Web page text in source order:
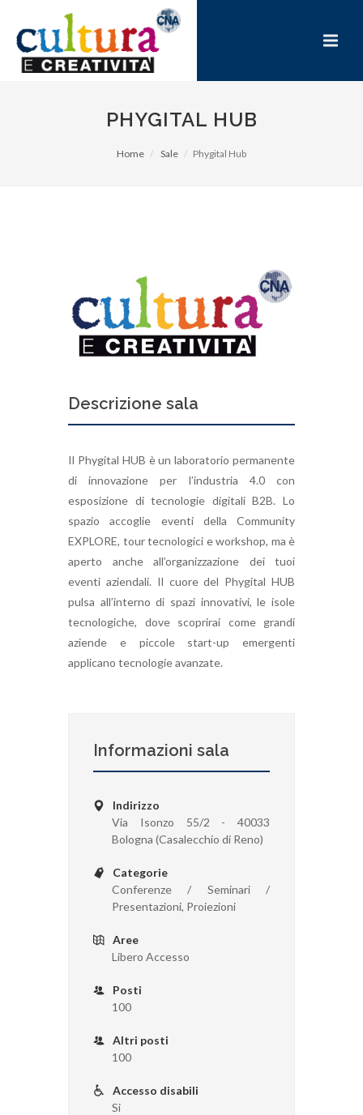
PHYGITAL HUB
Home Sale Phygital Hub
Descrizione sala
Il Phygital HUB è un laboratorio permanente
di innovazione per l’industria 4.0 con
esposizione di tecnologie digitali B2B. Lo
spazio accoglie eventi della Community
EXPLORE, tour tecnologici e workshop, ma è
aperto anche all’organizzazione dei tuoi
eventi aziendali. Il cuore del Phygital HUB
pulsa all’interno di spazi innovativi, le isole
tecnologiche, dove scoprirai come grandi
aziende e piccole start-up emergenti
applicano tecnologie avanzate.
Informazioni sala
Indirizzo
Via Isonzo 55/2 - 40033
Bologna (Casalecchio di Reno)
Categorie
Conferenze / Seminari /
Presentazioni, Proiezioni
Aree
Libero Accesso
Posti
100
Altri posti
100
Accesso disabili
Si